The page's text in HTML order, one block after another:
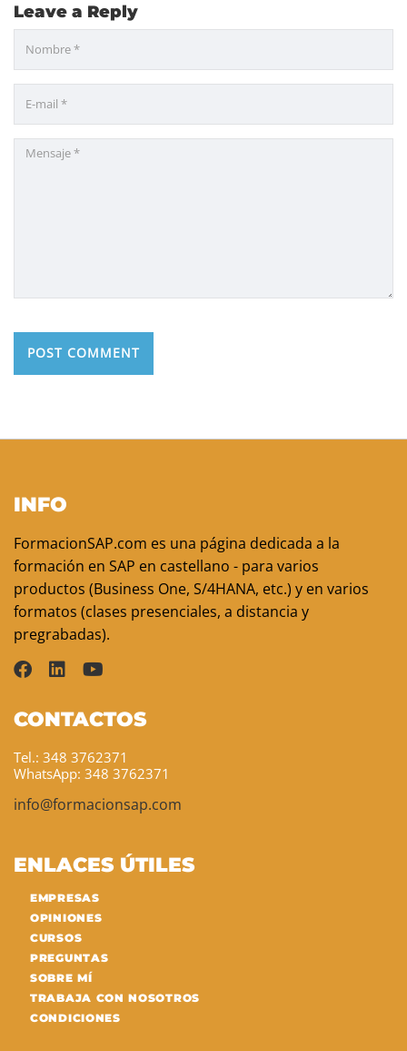
Leave a Reply
INFO
FormacionSAP.com es una página dedicada a la
formación en SAP en castellano - para varios
productos (Business One, S/4HANA, etc.) y en varios
formatos (clases presenciales, a distancia y
pregrabadas).
CONTACTOS
Tel.: 348 3762371
WhatsApp: 348 3762371
info@formacionsap.com
ENLACES ÚTILES
EMPRESAS
OPINIONES
CURSOS
PREGUNTAS
SOBRE MÍ
TRABAJA CON NOSOTROS
CONDICIONES